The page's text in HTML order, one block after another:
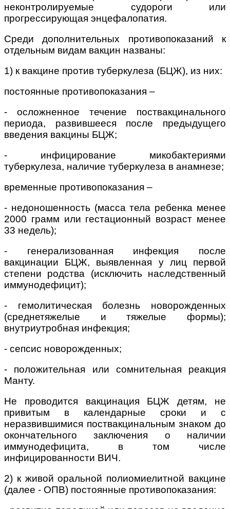
неконтролируемые судороги или
прогрессирующая энцефалопатия.
Среди дополнительных противопоказаний к
отдельным видам вакцин названы:
1) к вакцине против туберкулеза (БЦЖ), из них:
постоянные противопоказания –
- осложненное течение поствакцинального
периода, развившееся после предыдущего
введения вакцины БЦЖ;
- инфицирование микобактериями
туберкулеза, наличие туберкулеза в анамнезе;
временные противопоказания –
- недоношенность (масса тела ребенка менее
2000 грамм или гестационный возраст менее
33 недель);
- генерализованная инфекция после
вакцинации БЦЖ, выявленная у лиц первой
степени родства (исключить наследственный
иммунодефицит);
- гемолитическая болезнь новорожденных
(среднетяжелые и тяжелые формы);
внутриутробная инфекция;
- сепсис новорожденных;
- положительная или сомнительная реакция
Манту.
Не проводится вакцинация БЦЖ детям, не
привитым в календарные сроки и с
неразвившимися поствакцинальным знаком до
окончательного заключения о наличии
иммунодефицита, в том числе
инфицированности ВИЧ.
2) к живой оральной полиомиелитной вакцине
(далее - ОПВ) постоянные противопоказания: